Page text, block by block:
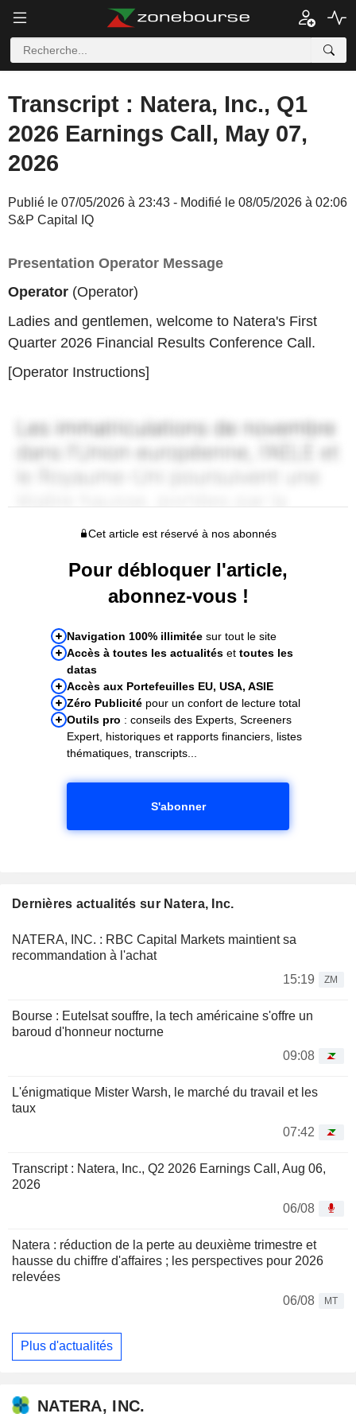
Transcript : Natera, Inc., Q1
2026 Earnings Call, May 07,
2026
Publié le 07/05/2026 à 23:43 - Modifié le 08/05/2026 à 02:06
S&P Capital IQ
Presentation Operator Message
Operator (Operator)
Ladies and gentlemen, welcome to Natera's First
Quarter 2026 Financial Results Conference Call.
[Operator Instructions]
Cet article est réservé à nos abonnés
Pour débloquer l'article,
abonnez-vous !
Navigation 100% illimitée sur tout le site
Accès à toutes les actualités et toutes les
datas
Accès aux Portefeuilles EU, USA, ASIE
Zéro Publicité pour un confort de lecture total
Outils pro : conseils des Experts, Screeners
Expert, historiques et rapports financiers, listes
thématiques, transcripts...
S'abonner
Dernières actualités sur Natera, Inc.
NATERA, INC. : RBC Capital Markets maintient sa
recommandation à l'achat
15:19
ZM
Bourse : Eutelsat souffre, la tech américaine s'offre un
baroud d'honneur nocturne
09:08
L'énigmatique Mister Warsh, le marché du travail et les
taux
07:42
Transcript : Natera, Inc., Q2 2026 Earnings Call, Aug 06,
2026
06/08
Natera : réduction de la perte au deuxième trimestre et
hausse du chiffre d'affaires ; les perspectives pour 2026
relevées
06/08
MT
Plus d'actualités
NATERA, INC.